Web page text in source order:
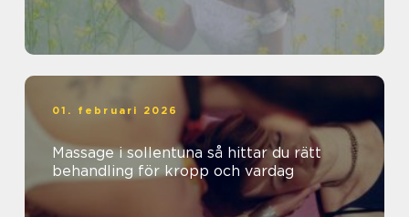
01. februari 2026
Massage i sollentuna så hittar du rätt
behandling för kropp och vardag